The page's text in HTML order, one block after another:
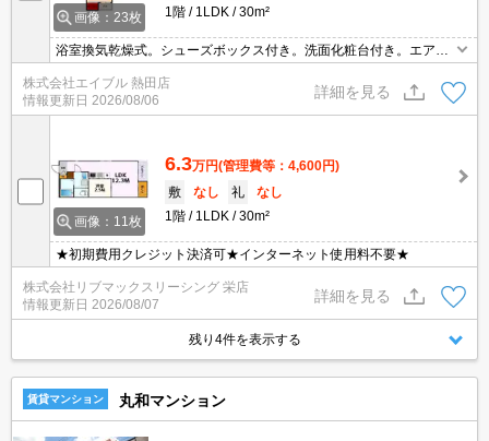
画像：23枚
1階
1LDK 30m²
浴室換気乾燥式。シューズボックス付き。洗面化粧台付き。エアコ
ト付。室内洗濯機置場。エントランスオートロック。
株式会社エイブル 熱田店
情報更新日 2026/08/06
詳細を見る
画像：11枚
6.3万円(管理費等：4,600円)
敷
なし 礼
なし
1階
1LDK 30m²
★初期費用クレジット決済可★インターネット使用料不要★
株式会社リブマックスリーシング 栄店
情報更新日 2026/08/07
詳細を見る
残り4件を表示する
賃貸マンション 丸和マンション